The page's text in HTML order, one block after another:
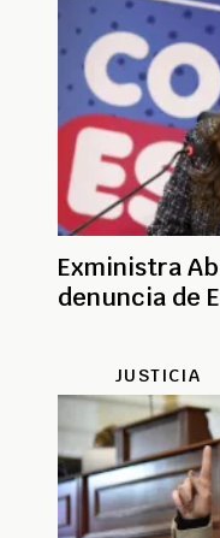
Exministra
denuncia de
JUSTICIA